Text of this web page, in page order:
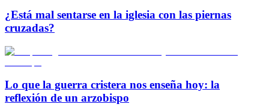
¿Está mal sentarse en la iglesia con las piernas
cruzadas?
Lo que la guerra cristera nos enseña hoy: la
reflexión de un arzobispo